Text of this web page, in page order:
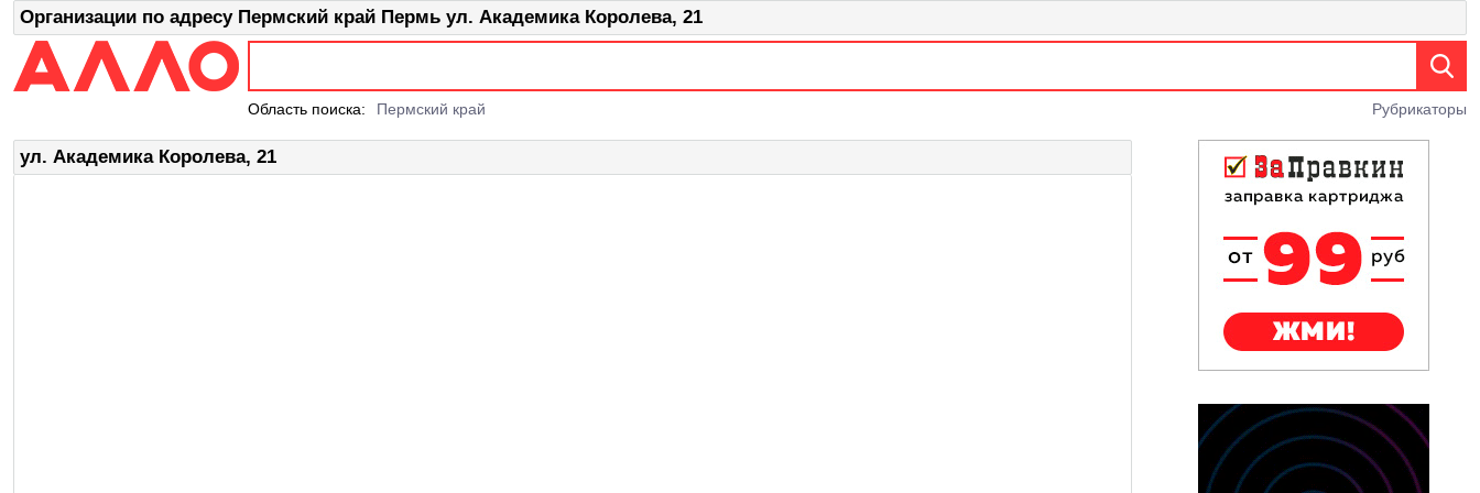
Организации по адресу Пермский край Пермь ул. Академика Королева, 21
Рубрикаторы
Область поиска: Пермский край
ул. Академика Королева, 21